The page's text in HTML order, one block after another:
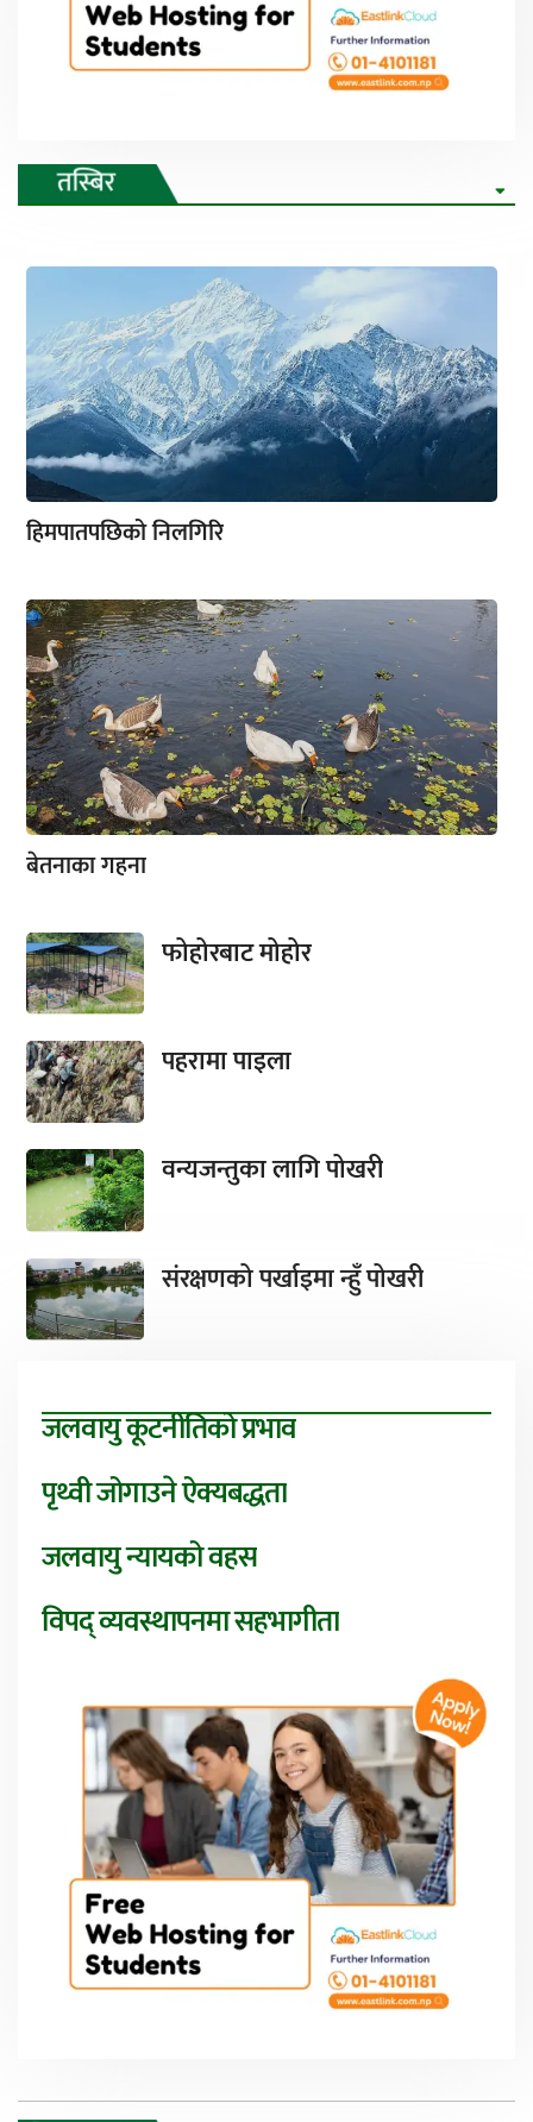
हिमपातपछिको निलगिरि
बेतनाका गहना
फोहोरबाट मोहोर
पहरामा पाइला
वन्यजन्तुका लागि पोखरी
संरक्षणको पर्खाइमा न्हुँ पोखरी
जलवायु कूटनीतिको प्रभाव
पृथ्वी जोगाउने ऐक्यबद्धता
जलवायु न्यायको वहस
विपद् व्यवस्थापनमा सहभागीता